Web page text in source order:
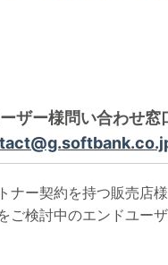
ザー様問い合わせ窓
ー契約を持つ販売店
検討中のエンドユー